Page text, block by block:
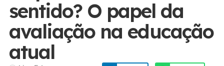
sentido? O papel da
avaliação na educação
atual